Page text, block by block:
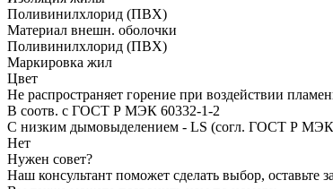
Поливинилхлорид (ПВХ)
Материал внешн. оболочки
Поливинилхлорид (ПВХ)
Маркировка жил
Цвет
Не распространяет горение при воздействии
В соотв. с ГОСТ Р МЭК 60332-1-2
С низким дымовыделением - LS (согл. ГОСТ Р МЭК
Нет
Нужен совет?
Наш консультант поможет сделать выбор,